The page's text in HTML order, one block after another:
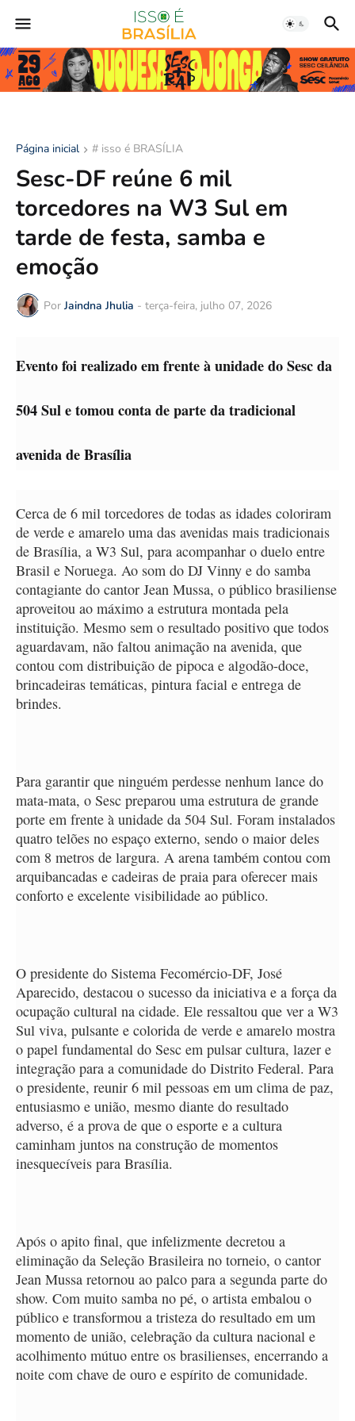
Página inicial # isso é BRASÍLIA
Sesc-DF reúne 6 mil
torcedores na W3 Sul em
tarde de festa, samba e
emoção
Por Jaindna Jhulia - terça-feira, julho 07, 2026
Evento foi realizado em frente à unidade do Sesc da
504 Sul e tomou conta de parte da tradicional
avenida de Brasília
Cerca de 6 mil torcedores de todas as idades coloriram
de verde e amarelo uma das avenidas mais tradicionais
de Brasília, a W3 Sul, para acompanhar o duelo entre
Brasil e Noruega. Ao som do DJ Vinny e do samba
contagiante do cantor Jean Mussa, o público brasiliense
aproveitou ao máximo a estrutura montada pela
instituição. Mesmo sem o resultado positivo que todos
aguardavam, não faltou animação na avenida, que
contou com distribuição de pipoca e algodão-doce,
brincadeiras temáticas, pintura facial e entrega de
brindes.
Para garantir que ninguém perdesse nenhum lance do
mata-mata, o Sesc preparou uma estrutura de grande
porte em frente à unidade da 504 Sul. Foram instalados
quatro telões no espaço externo, sendo o maior deles
com 8 metros de largura. A arena também contou com
arquibancadas e cadeiras de praia para oferecer mais
conforto e excelente visibilidade ao público.
O presidente do Sistema Fecomércio-DF, José
Aparecido, destacou o sucesso da iniciativa e a força da
ocupação cultural na cidade. Ele ressaltou que ver a W3
Sul viva, pulsante e colorida de verde e amarelo mostra
o papel fundamental do Sesc em pulsar cultura, lazer e
integração para a comunidade do Distrito Federal. Para
o presidente, reunir 6 mil pessoas em um clima de paz,
entusiasmo e união, mesmo diante do resultado
adverso, é a prova de que o esporte e a cultura
caminham juntos na construção de momentos
inesquecíveis para Brasília.
Após o apito final, que infelizmente decretou a
eliminação da Seleção Brasileira no torneio, o cantor
Jean Mussa retornou ao palco para a segunda parte do
show. Com muito samba no pé, o artista embalou o
público e transformou a tristeza do resultado em um
momento de união, celebração da cultura nacional e
acolhimento mútuo entre os brasilienses, encerrando a
noite com chave de ouro e espírito de comunidade.